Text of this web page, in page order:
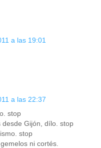
a las 19:01
a las 22:37
stop
desde Gijón, dílo. stop
stop
ni cortés.